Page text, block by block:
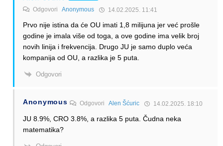
Odgovori Anonymous 14.02.2025. 11:41
Prvo nije istina da će OU imati 1,8 milijuna jer već prošle
godine je imala više od toga, a ove godine ima velik broj
novih linija i frekvencija. Drugo JU je samo duplo veća
kompanija od OU, a razlika je 5 puta.
Odgovori
Anonymous OdgovoriAlen Šćuric 14.02.2025. 18:10
JU 8.9%, CRO 3.8%, a razlika 5 puta. Čudna neka
matematika?